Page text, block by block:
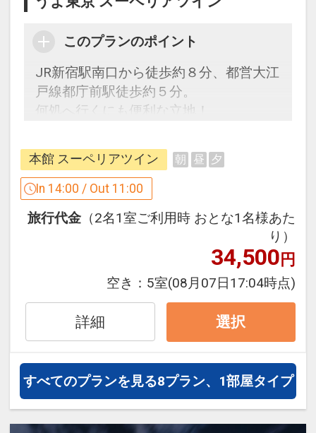
◇本館1階に24時間営業のファミリーマ
◇充実の館内施設・館内設備で長期滞在
設定期間：2026年4月1日～2026年9月
17523339
このプランのポイント
JR新宿駅南口から徒歩約８分、都営大江
戸線都庁前駅徒歩約５分。
何処へ行くにも便利な立地！
「食事なしプラン」と「朝食付プラン」
をご用意しています。
●「食事なしプラン」と「朝食付プラ
※ご覧のページがどちらかを【食事条
の項目でご確認のうえ、予約にお進
新宿ワシントンホテルのご紹介
◎ＪＲ新宿駅南口より徒歩約８分。
ら徒歩で約5分。
◇東京都庁の南隣に位置する都市型ホテ
本館 スーペリアツイン 朝 昼 夕
In 14:00 / Out 11:00
旅行代金 （2名1室ご利用時 おとな1名様あた
り）
34,500円
空き： 5室(08月07日17:04時点)
詳細 選択
すべてのプランを見る8プラン、1部屋タイプ